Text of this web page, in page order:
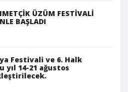
ÜZÜM FESTİVALİ
BAŞLADI
Festivali ve 6. Halk
yıl 14-21 ağustos